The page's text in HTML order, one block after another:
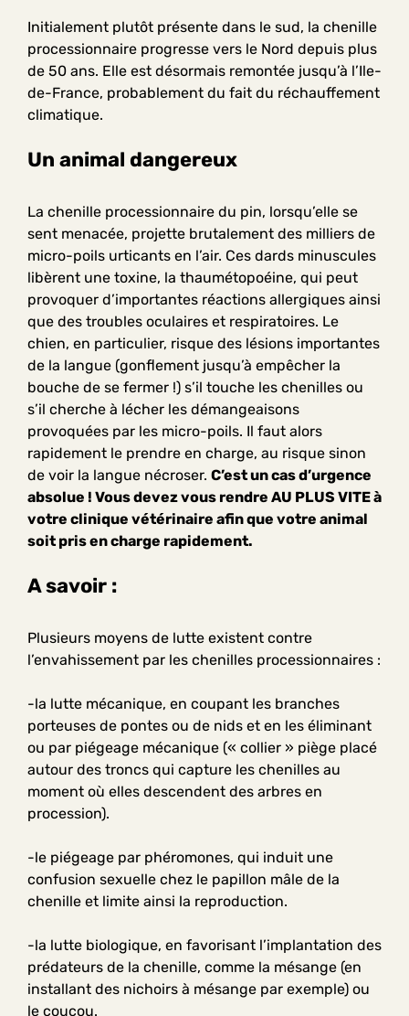
Initialement plutôt présente dans le sud, la chenille
processionnaire progresse vers le Nord depuis plus
de 50 ans. Elle est désormais remontée jusqu’à l’Ile-
de-France, probablement du fait du réchauffement
climatique.
Un animal dangereux
La chenille processionnaire du pin, lorsqu’elle se
sent menacée, projette brutalement des milliers de
micro-poils urticants en l’air. Ces dards minuscules
libèrent une toxine, la thaumétopoéine, qui peut
provoquer d’importantes réactions allergiques ainsi
que des troubles oculaires et respiratoires. Le
chien, en particulier, risque des lésions importantes
de la langue (gonflement jusqu’à empêcher la
bouche de se fermer !) s’il touche les chenilles ou
s’il cherche à lécher les démangeaisons
provoquées par les micro-poils. Il faut alors
rapidement le prendre en charge, au risque sinon
de voir la langue nécroser. C’est un cas d’urgence
absolue ! Vous devez vous rendre AU PLUS VITE à
votre clinique vétérinaire afin que votre animal
soit pris en charge rapidement.
A savoir :
Plusieurs moyens de lutte existent contre
l’envahissement par les chenilles processionnaires :
-la lutte mécanique, en coupant les branches
porteuses de pontes ou de nids et en les éliminant
ou par piégeage mécanique (« collier » piège placé
autour des troncs qui capture les chenilles au
moment où elles descendent des arbres en
procession).
-le piégeage par phéromones, qui induit une
confusion sexuelle chez le papillon mâle de la
chenille et limite ainsi la reproduction.
-la lutte biologique, en favorisant l’implantation des
prédateurs de la chenille, comme la mésange (en
installant des nichoirs à mésange par exemple) ou
le coucou.